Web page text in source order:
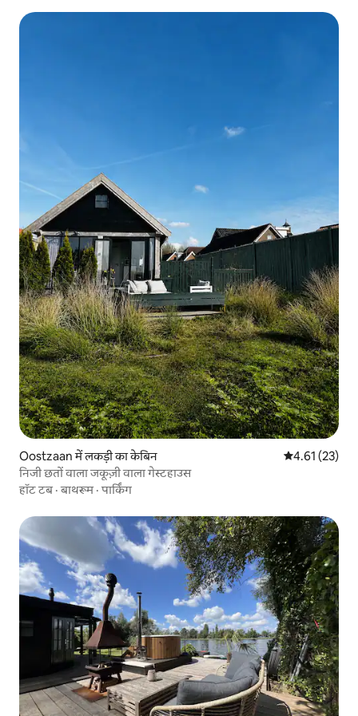
Oostzaan में लकड़ी का केबिन औसत रेटिंग 5 में
4.61 (23)
निजी छतों वाला जकूज़ी वाला गेस्टहाउस
हॉट टब·बाथरूम·पार्किंग